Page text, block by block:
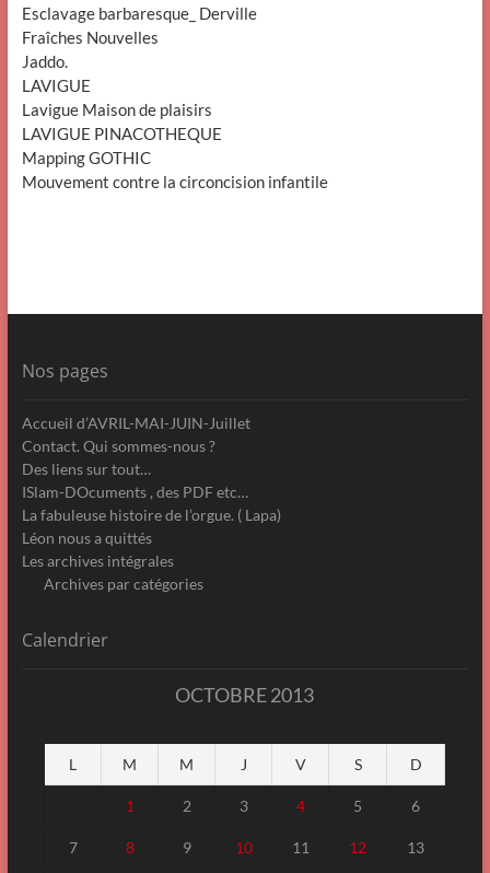
Esclavage barbaresque_ Derville
Fraîches Nouvelles
Jaddo.
LAVIGUE
Lavigue Maison de plaisirs
LAVIGUE PINACOTHEQUE
Mapping GOTHIC
Mouvement contre la circoncision infantile
Nos pages
Accueil d’AVRIL-MAI-JUIN-Juillet
Contact. Qui sommes-nous ?
Des liens sur tout…
ISlam-DOcuments , des PDF etc…
La fabuleuse histoire de l’orgue. ( Lapa)
Léon nous a quittés
Les archives intégrales
Archives par catégories
Calendrier
OCTOBRE 2013
L M M J V S D
1 2 3 4 5 6
7 8 9 10 11 12 13